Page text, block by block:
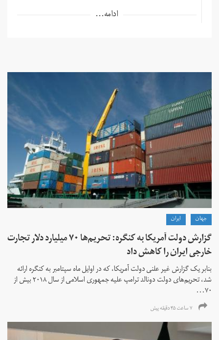
ادامه...
جهان ايران
گزارش دولت آمریکا به کنگره: تحریم‌ها ۷۰ میلیارد دلار تجارت
خارجی ایران را کاهش داد
بنابر یک گزارش غیر علنی دولت آمریکا، که در اوایل ماه سپتامبر به کنگره ارائه
شد، تحریم‌های دولت دونالد ترامپ علیه جمهوری اسلامی از سال ۲۰۱۸ بیش از
۷۰...
۷ ساعت ۴۵ دقیقه پیش